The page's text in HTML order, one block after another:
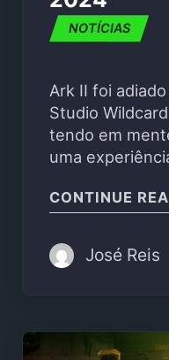
NOTÍCIAS
Ark II foi
Studio
tendo em
uma
CONTINUE
José Reis